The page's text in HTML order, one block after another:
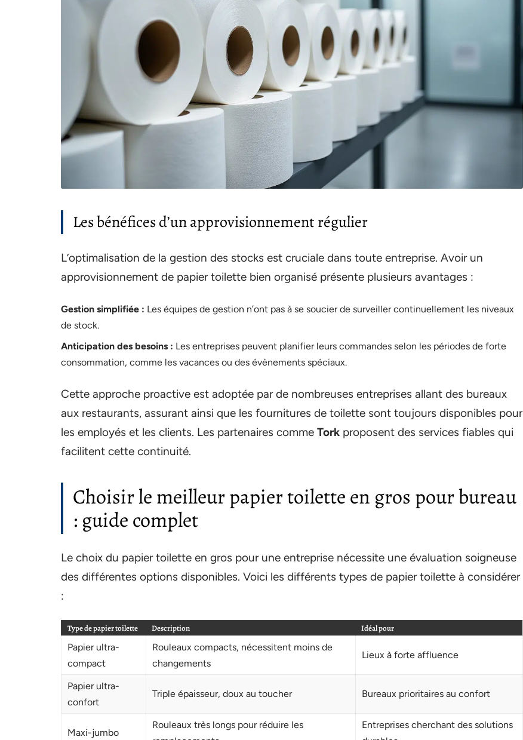
Les bénéfices d’un approvisionnement régulier
L’optimalisation de la gestion des stocks est cruciale dans toute entreprise. Avoir un
approvisionnement de papier toilette bien organisé présente plusieurs avantages :
Gestion simplifiée : Les équipes de gestion n’ont pas à se soucier de surveiller continuellement les niveaux
de stock.
Anticipation des besoins : Les entreprises peuvent planifier leurs commandes selon les périodes de forte
consommation, comme les vacances ou des évènements spéciaux.
Cette approche proactive est adoptée par de nombreuses entreprises allant des bureaux
aux restaurants, assurant ainsi que les fournitures de toilette sont toujours disponibles pour
les employés et les clients. Les partenaires comme Tork proposent des services fiables qui
facilitent cette continuité.
Choisir le meilleur papier toilette en gros pour bureau
: guide complet
Le choix du papier toilette en gros pour une entreprise nécessite une évaluation soigneuse
des différentes options disponibles. Voici les différents types de papier toilette à considérer
:
Type de papier toilette Description Idéal pour
Papier ultra-
compact
Rouleaux compacts, nécessitent moins de
changements
Lieux à forte affluence
Papier ultra-
confort
Triple épaisseur, doux au toucher Bureaux prioritaires au confort
Maxi-jumbo
Rouleaux très longs pour réduire les
Entreprises cherchant des solutions